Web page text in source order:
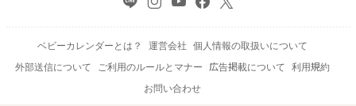
ベビーカレンダーとは？ 運営会社 個人情報の取扱いについて
外部送信について
ご利用のルールとマナー 広告掲載について 利用規約
お問い合わせ